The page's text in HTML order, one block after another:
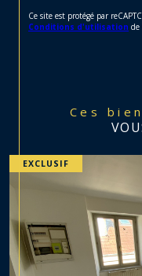
Ce site est protégé par
Conditions d'utilisation de
Ces
EXCLUSIF